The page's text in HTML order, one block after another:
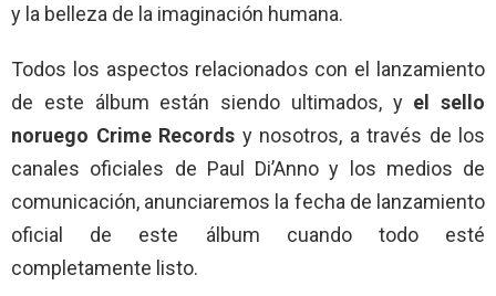
y la belleza de la imaginación humana.
Todos los aspectos relacionados con el lanzamiento
de este álbum están siendo ultimados, y el sello
noruego Crime Records y nosotros, a través de los
canales oficiales de Paul Di’Anno y los medios de
comunicación, anunciaremos la fecha de lanzamiento
oficial de este álbum cuando todo esté
completamente listo.